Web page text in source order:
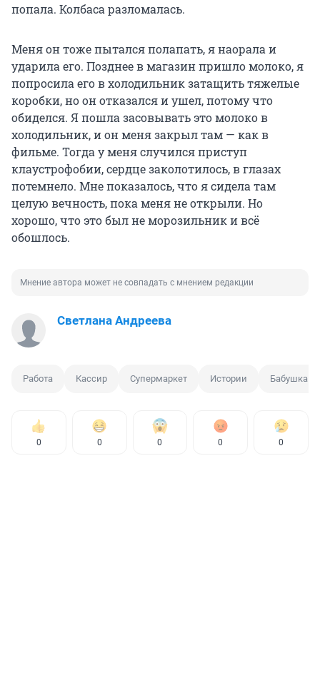
попала. Колбаса разломалась.
Меня он тоже пытался полапать, я наорала и
ударила его. Позднее в магазин пришло молоко, я
попросила его в холодильник затащить тяжелые
коробки, но он отказался и ушел, потому что
обиделся. Я пошла засовывать это молоко в
холодильник, и он меня закрыл там — как в
фильме. Тогда у меня случился приступ
клаустрофобии, сердце заколотилось, в глазах
потемнело. Мне показалось, что я сидела там
целую вечность, пока меня не открыли. Но
хорошо, что это был не морозильник и всё
обошлось.
Мнение автора может не совпадать с мнением редакции
Светлана Андреева
Работа Кассир Супермаркет Истории Бабушка
0 0 0 0 0